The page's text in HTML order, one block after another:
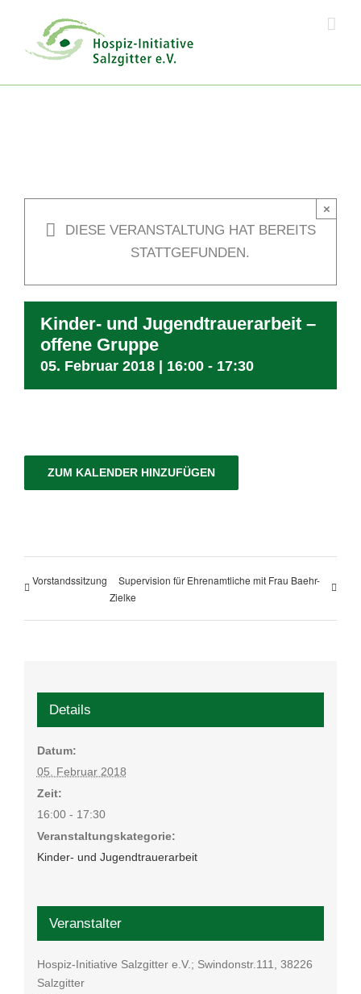
content
DIESE VERANSTALTUNG HAT BEREITS
STATTGEFUNDEN.
×
Kinder- und Jugendtrauerarbeit –
offene Gruppe
05. Februar 2018 | 16:00 - 17:30
ZUM KALENDER HINZUFÜGEN
Vorstandssitzung
Supervision für Ehrenamtliche mit Frau Baehr-
Zielke
Details
Datum:
05. Februar 2018
Zeit:
16:00 - 17:30
Veranstaltungskategorie:
Kinder- und Jugendtrauerarbeit
Veranstalter
Hospiz-Initiative Salzgitter e.V.; Swindonstr.111, 38226
Salzgitter